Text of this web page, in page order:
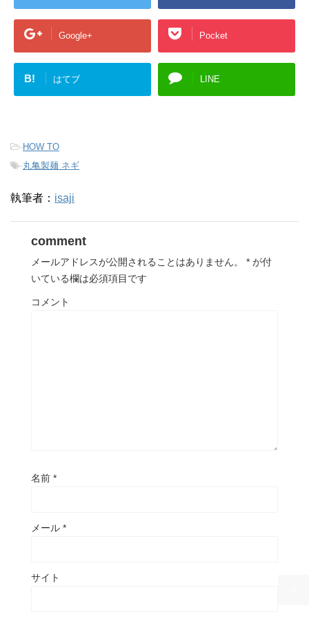
Google+ Pocket
B! はてブ LINE
-HOW TO
-丸亀製麺 ネギ
執筆者： isaji
comment
メールアドレスが公開されることはありません。 * が付
いている欄は必須項目です
コメント
名前 *
メール *
サイト